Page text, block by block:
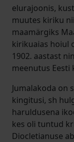
elurajoonis,
muutes kiriku
maamärgiks
kirikuaias hoiul
1902. aastast
meenutus Eesti
Jumalakoda on
kingitusi, sh
haruldusena
kes oli tuntud
Diocletianuse